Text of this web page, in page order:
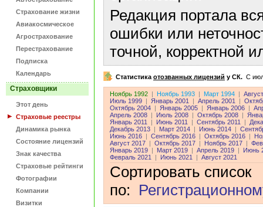
Страхование жизни
Авиакосмическое
Агрострахование
Перестрахование
Подписка
Календарь
Страховщики
Этот день
Страховые реестры
Динамика рынка
Состояние лицензий
Знак качества
Страховые рейтинги
Фотографии
Компании
Визитки
Редакция портала
ошибки или
точной, корректной
Статистика отозванных лицензий у СК. C
Ноябрь 1992 Ноябрь 1993 Март 1994
Июль 1999
Январь 2001 Апрель 2001
Октябрь 2004
Январь 2005 Январь 2006
Апрель 2008
Июль 2008 Октябрь 2008
Январь 2011
Июнь 2011 Сентябрь 2011
Декабрь 2013
Март 2014 Июнь 2014
Июнь 2016
Сентябрь 2016 Октябрь 2016
Август 2017
Октябрь 2017 Ноябрь 2017
Январь 2019
Март 2019 Апрель 2019
Июнь
Февраль 2021
Июнь 2021 Август 2021
Сортировать список
по: